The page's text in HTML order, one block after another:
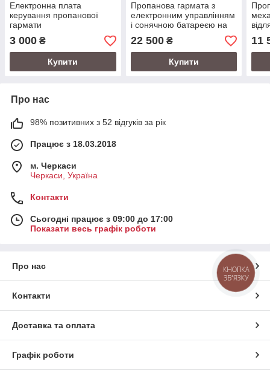
Електронна плата
керування пропанової
гармати
3 000 ₴
Купити
Пропанова гармата з
електронним управлінням
і сонячною батареєю на
тринозі для відлякування
диких тварин
22 500₴
Купити
та
11
Про нас
98% позитивних з 52 відгуків за рік
Працює з 18.03.2018
м. Черкаси
Черкаси, Україна
Контакти
Сьогодні працює з 09:00 до 17:00
Показати весь графік роботи
Про нас
Контакти
Доставка та оплата
Графік роботи
КНОПКА
ЗВ'ЯЗКУ